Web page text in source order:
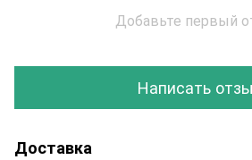
Добавьте первый
Написать
Доставка